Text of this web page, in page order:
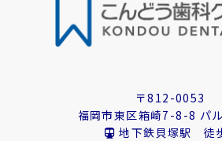
〒812-0053
福岡市東区箱崎7-8-8 パ
地下鉄貝塚駅 徒